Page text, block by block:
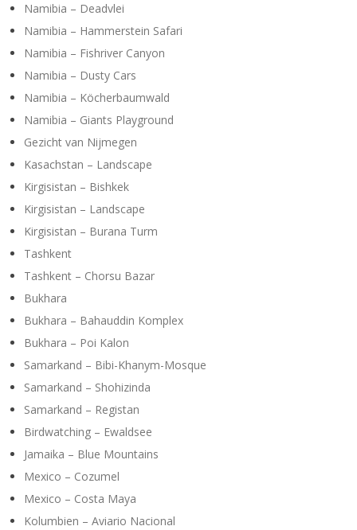
Namibia – Deadvlei
Namibia – Hammerstein Safari
Namibia – Fishriver Canyon
Namibia – Dusty Cars
Namibia – Köcherbaumwald
Namibia – Giants Playground
Gezicht van Nijmegen
Kasachstan – Landscape
Kirgisistan – Bishkek
Kirgisistan – Landscape
Kirgisistan – Burana Turm
Tashkent
Tashkent – Chorsu Bazar
Bukhara
Bukhara – Bahauddin Komplex
Bukhara – Poi Kalon
Samarkand – Bibi-Khanym-Mosque
Samarkand – Shohizinda
Samarkand – Registan
Birdwatching – Ewaldsee
Jamaika – Blue Mountains
Mexico – Cozumel
Mexico – Costa Maya
Kolumbien – Aviario Nacional